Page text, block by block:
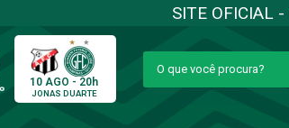
SITE OFICIAL -
10 AGO - 20h
JONAS DUARTE